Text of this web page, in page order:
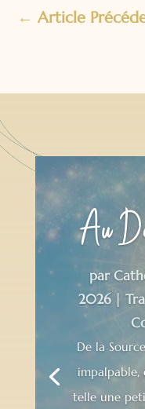
←Article
Au
par
2026|
De la
impalpable,
telle une